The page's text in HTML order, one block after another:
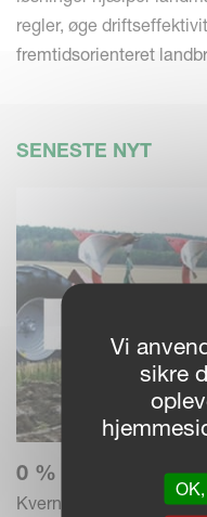
regler, øge
fremtidsorienteret
SENESTE NYT
0 % RENTE –
Kverneland Group
Vi
sikre